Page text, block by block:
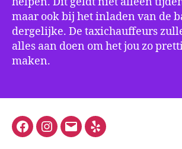
maar ook bij het inladen van de
dergelijke. De taxichauffeurs
alles aan doen om het jou zo
maken.
FacebookInstagram
E-
Yelp